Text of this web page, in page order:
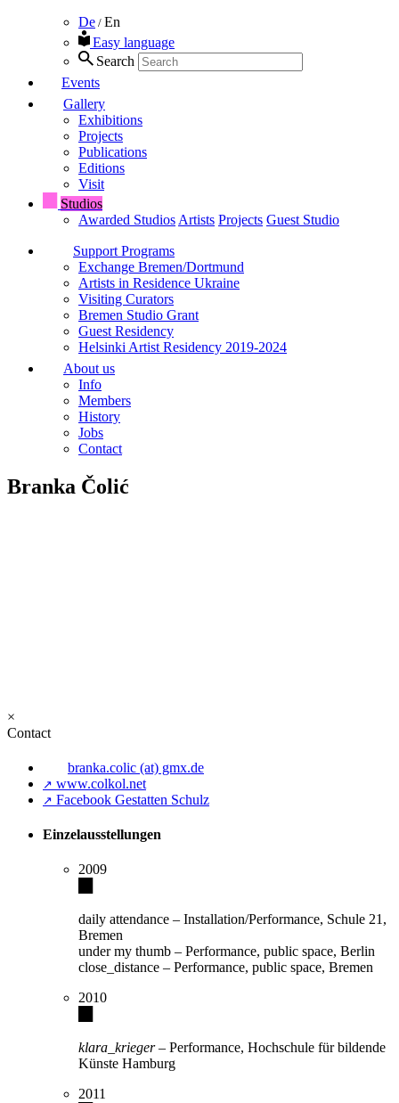
De / En
Easy language
Search
Events
Gallery
Exhibitions
Projects
Publications
Editions
Visit
Studios
Awarded Studios Artists Projects Guest Studio
Support Programs
Exchange Bremen/Dortmund
Artists in Residence Ukraine
Visiting Curators
Bremen Studio Grant
Guest Residency
Helsinki Artist Residency 2019-2024
About us
Info
Members
History
Jobs
Contact
Branka Čolić
×
Contact
branka.colic (at) gmx.de
↗ www.colkol.net
↗ Facebook Gestatten Schulz
Einzelausstellungen
2009
daily attendance – Installation/Performance, Schule 21,
Bremen
under my thumb – Performance, public space, Berlin
close_distance – Performance, public space, Bremen
2010
klara_krieger– Performance, Hochschule für bildende
Künste Hamburg
2011